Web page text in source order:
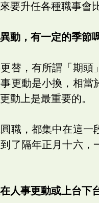
要升任各種職事會
動，有一定的季節
替，有所謂「期
更動是小換，相
動上是最重要的。
職，都集中在這
了隔年正月十六
人事更動或上台下